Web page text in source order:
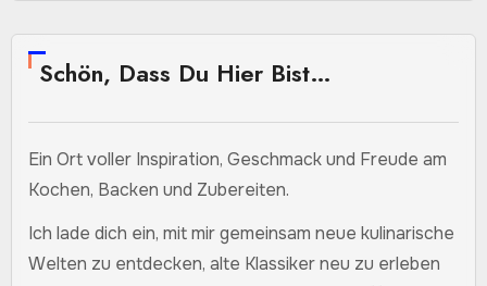
Schön, Dass Du Hier Bist…
Ein Ort voller Inspiration, Geschmack und Freude am
Kochen, Backen und Zubereiten.
Ich lade dich ein, mit mir gemeinsam neue kulinarische
Welten zu entdecken, alte Klassiker neu zu erleben